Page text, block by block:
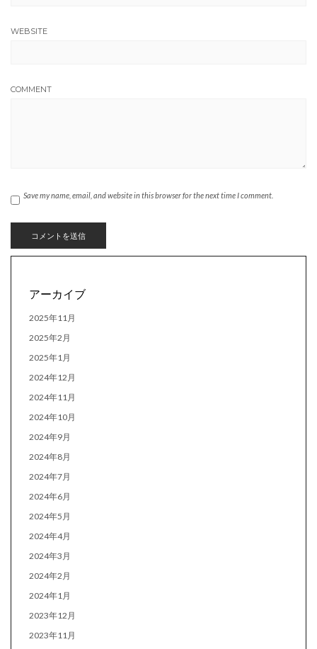
WEBSITE
COMMENT
Save my name, email, and website in this browser for the next time I comment.
アーカイブ
2025年11月
2025年2月
2025年1月
2024年12月
2024年11月
2024年10月
2024年9月
2024年8月
2024年7月
2024年6月
2024年5月
2024年4月
2024年3月
2024年2月
2024年1月
2023年12月
2023年11月